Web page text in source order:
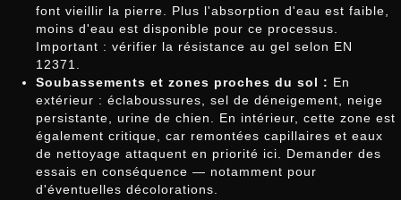
font vieillir la pierre. Plus l'absorption d'eau est faible,
moins d'eau est disponible pour ce processus.
Important : vérifier la résistance au gel selon EN
12371.
Soubassements et zones proches du sol : En
extérieur : éclaboussures, sel de déneigement, neige
persistante, urine de chien. En intérieur, cette zone est
également critique, car remontées capillaires et eaux
de nettoyage attaquent en priorité ici. Demander des
essais en conséquence — notamment pour
d'éventuelles décolorations.